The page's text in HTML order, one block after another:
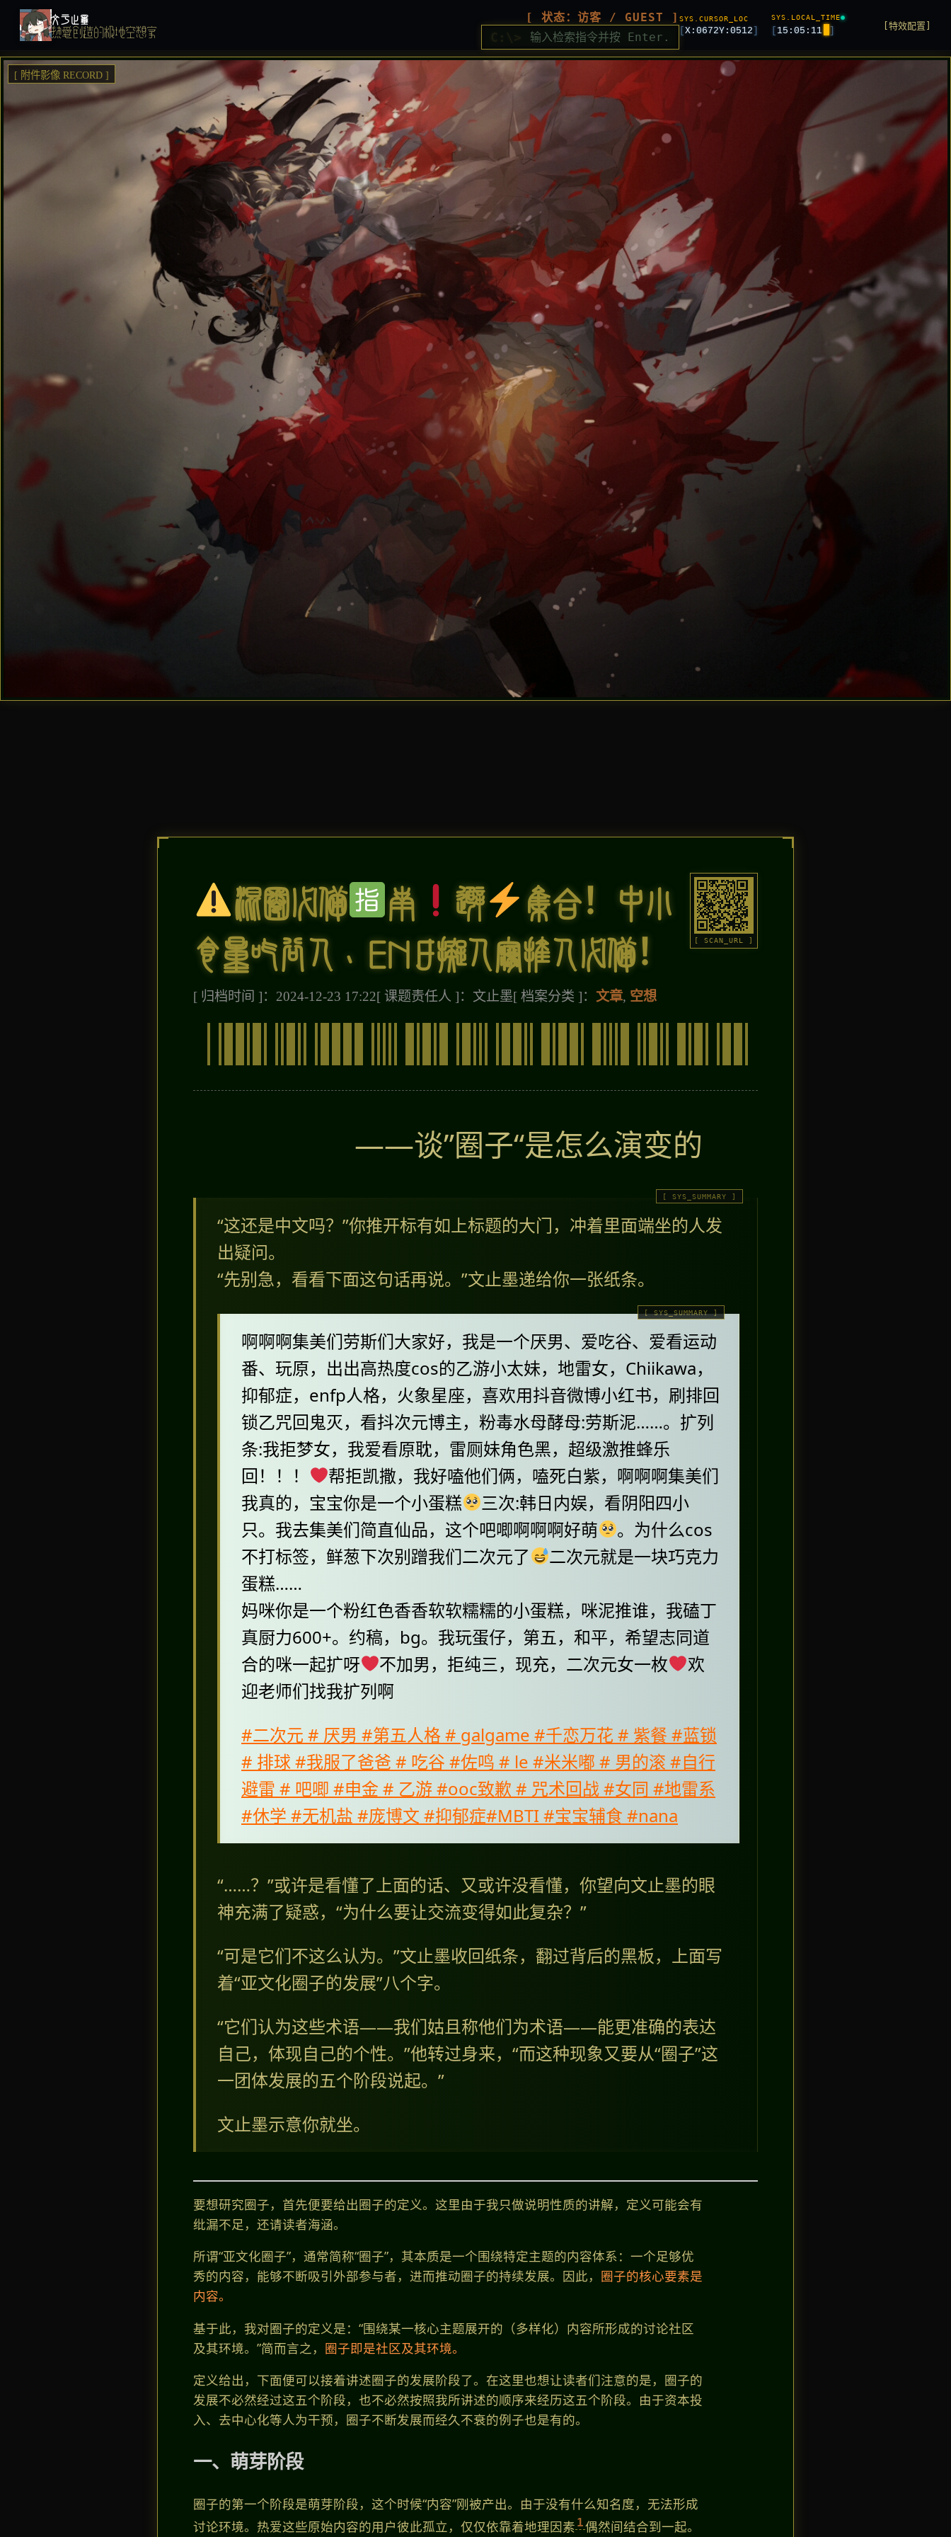
文于止墨
热爱创造的极地空想家
[ 状态：访客 / GUEST ] SYS.CURSOR_LOC
[X: 0672Y: 0512]
SYS.LOCAL_TIME
[ 15:05:14 ] [特效配置]
[ 附件影像 RECORD ]
混圈必备 南 避
集合！中小
食量吃谷人、ENFJ拟人梦推人必备！
[ SCAN_URL ]
[ 归档时间 ]：2024-12-23 17:22[ 课题责任人 ]：文止墨[ 档案分类 ]： 文章, 空想
——谈”圈子“是怎么演变的
“这还是中文吗？”你推开标有如上标题的大门，冲着里面端坐的人发
出疑问。
“先别急，看看下面这句话再说。”文止墨递给你一张纸条。
啊啊啊集美们劳斯们大家好，我是一个厌男、爱吃谷、爱看运动
番、玩原，出出高热度cos的乙游小太妹，地雷女，Chiikawa，
抑郁症，enfp人格，火象星座，喜欢用抖音微博小红书，刷排回
锁乙咒回鬼灭，看抖次元博主，粉毒水母酵母:劳斯泥……。扩列
条:我拒梦女，我爱看原耽，雷厕妹角色黑，超级激推蜂乐
回！！！
帮拒凯撒，我好嗑他们俩，嗑死白紫，啊啊啊集美们
我真的，宝宝你是一个小蛋糕
三次:韩日内娱，看阴阳四小
只。我去集美们简直仙品，这个吧唧啊啊啊好萌
。为什么cos
不打标签，鲜葱下次别蹭我们二次元了
二次元就是一块巧克力
蛋糕……
妈咪你是一个粉红色香香软软糯糯的小蛋糕，咪泥推谁，我磕丁
真厨力600+。约稿，bg。我玩蛋仔，第五，和平，希望志同道
合的咪一起扩呀
不加男，拒纯三，现充，二次元女一枚
欢
迎老师们找我扩列啊
#二次元 # 厌男 #第五人格 # galgame #千恋万花 # 紫餐 #蓝锁
# 排球 #我服了爸爸 # 吃谷 #佐鸣 # le #米米嘟 # 男的滚 #自行
避雷 # 吧唧 #申金 # 乙游 #ooc致歉 # 咒术回战 #女同 #地雷系
#休学 #无机盐 #庞博文 #抑郁症#MBTI #宝宝辅食 #nana
“……？”或许是看懂了上面的话、又或许没看懂，你望向文止墨的眼
神充满了疑惑，“为什么要让交流变得如此复杂？”
“可是它们不这么认为。”文止墨收回纸条，翻过背后的黑板，上面写
着“亚文化圈子的发展”八个字。
“它们认为这些术语——我们姑且称他们为术语——能更准确的表达
自己，体现自己的个性。”他转过身来，“而这种现象又要从“圈子”这
一团体发展的五个阶段说起。”
文止墨示意你就坐。
要想研究圈子，首先便要给出圈子的定义。这里由于我只做说明性质的讲解，定义可能会有
纰漏不足，还请读者海涵。
所谓“亚文化圈子”，通常简称“圈子”，其本质是一个围绕特定主题的内容体系：一个足够优
秀的内容，能够不断吸引外部参与者，进而推动圈子的持续发展。因此， 圈子的核心要素是
内容。
基于此，我对圈子的定义是：“围绕某一核心主题展开的（多样化）内容所形成的讨论社区
及其环境。”简而言之， 圈子即是社区及其环境。
定义给出，下面便可以接着讲述圈子的发展阶段了。在这里也想让读者们注意的是，圈子的
发展不必然经过这五个阶段，也不必然按照我所讲述的顺序来经历这五个阶段。由于资本投
入、去中心化等人为干预，圈子不断发展而经久不衰的例子也是有的。
一、萌芽阶段
圈子的第一个阶段是萌芽阶段，这个时候“内容”刚被产出。由于没有什么知名度，无法形成
讨论环境。热爱这些原始内容的用户彼此孤立，仅仅依靠着地理因素 1偶然间结合到一起。